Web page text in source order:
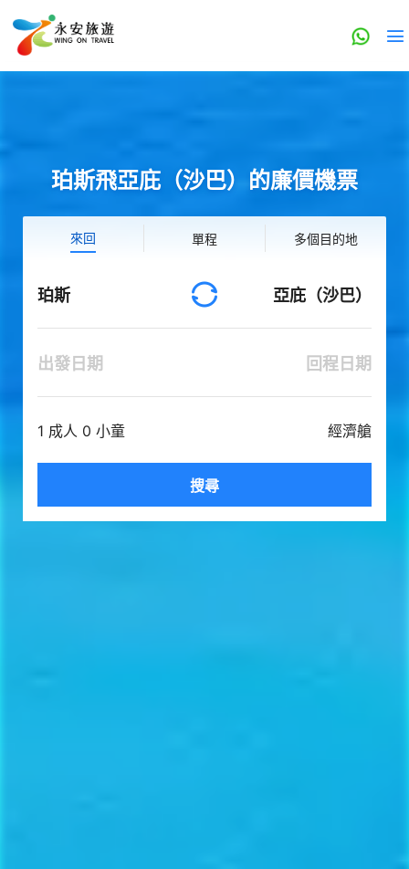
珀斯飛亞庇（沙巴）的廉價機票
來回 單程 多個目的地
珀斯 亞庇（沙巴）
出發日期 回程日期
1 成人 0 小童 經濟艙
搜尋